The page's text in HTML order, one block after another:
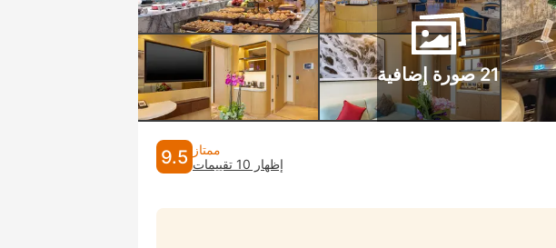
21 صورة إضافية
ممتاز
إظهار 10 تقييمات
9.5